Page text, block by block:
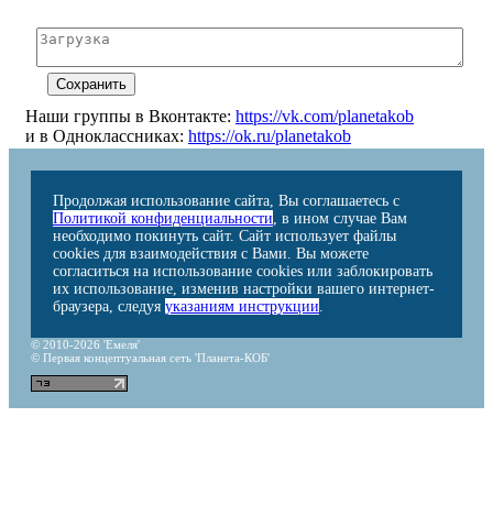
Наши группы в Вконтакте: https://vk.com/planetakob
и в Одноклассниках: https://ok.ru/planetakob
Продолжая использование сайта, Вы соглашаетесь с
Политикой конфиденциальности, в ином случае Вам
необходимо покинуть сайт. Сайт использует файлы
cookies для взаимодействия с Вами. Вы можете
согласиться на использование cookies или заблокировать
их использование, изменив настройки вашего интернет-
браузера, следуя указаниям инструкции.
© 2010-2026 'Емеля'
© Первая концептуальная сеть 'Планета-КОБ'